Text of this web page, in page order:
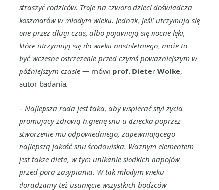
straszyć rodziców. Troje na czworo dzieci doświadcza
koszmarów w młodym wieku. Jednak, jeśli utrzymują się
one przez długi czas, albo pojawiają się nocne lęki,
które utrzymują się do wieku nastoletniego, może to
być wczesne ostrzeżenie przed czymś poważniejszym w
późniejszym czasie — mówi prof. Dieter Wolke,
autor badania.
– Najlepsza rada jest taka, aby wspierać styl życia
promujący zdrową higienę snu u dziecka poprzez
stworzenie mu odpowiedniego, zapewniającego
najlepszą jakość snu środowiska. Ważnym elementem
jest także dieta, w tym unikanie słodkich napojów
przed porą zasypiania. W tak młodym wieku
doradzamy też usunięcie wszystkich bodźców